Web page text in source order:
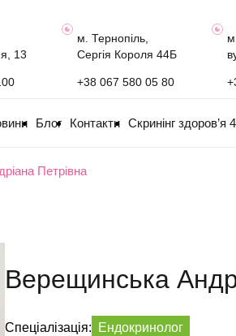
13
м. Тернопіль,
Сергія Короля 44Б
+38 067 580 05 80
Блог Контакти Скринінг здоров’я
Петрівна
Верещинська
Спеціалізація:
Ендокринолог